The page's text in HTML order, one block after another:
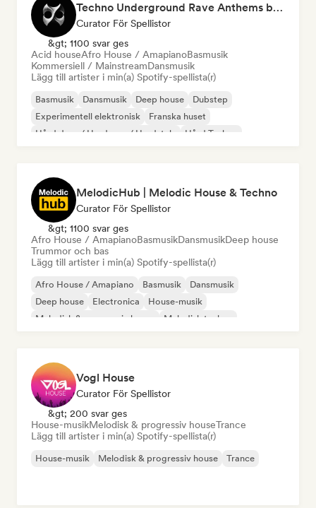
Techno Underground Rave Anthems by Orphium
Curator För Spellistor
&gt; 1100 svar ges
Acid houseAfro House / AmapianoBasmusik
Kommersiell / MainstreamDansmusik
Lägg till artister i min(a) Spotify-spellista(r)
Basmusik Dansmusik Deep house
Dubstep
Experimentell elektronisk
Franska huset
Hård dans / Hardcore / Hardstyle
Hård Techno
MelodicHub | Melodic House & Techno
Curator För Spellistor
&gt; 1100 svar ges
Afro House / AmapianoBasmusikDansmusikDeep house
Trummor och bas
Lägg till artister i min(a) Spotify-spellista(r)
Afro House / Amapiano Basmusik
Dansmusik
Deep house
Electronica
House-musik
Melodisk & progressiv house
Melodisk techno
Vogl House
Curator För Spellistor
&gt; 200 svar ges
House-musikMelodisk & progressiv houseTrance
Lägg till artister i min(a) Spotify-spellista(r)
House-musik Melodisk & progressiv house Trance